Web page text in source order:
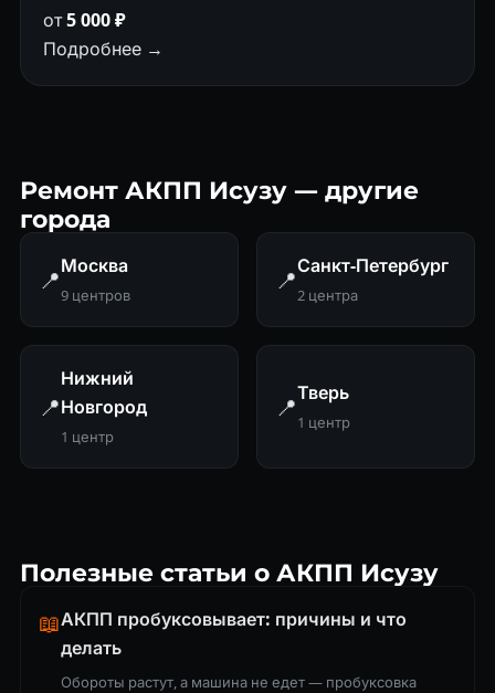
от5 000 ₽
Подробнее →
Ремонт АКПП Исузу — другие
города
📍Москва
9 центров
📍Санкт-Петербург
2 центра
📍
Нижний
Новгород
1 центр
📍Тверь
1 центр
Полезные статьи о АКПП Исузу
📖АКПП пробуксовывает: причины и что
делать
Обороты растут, а машина не едет — пробуксовка